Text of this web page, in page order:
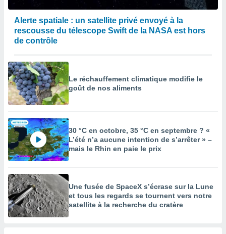
Alerte spatiale : un satellite privé envoyé à la
rescousse du télescope Swift de la NASA est hors
de contrôle
Le réchauffement climatique modifie le
goût de nos aliments
30 °C en octobre, 35 °C en septembre ? «
L’été n’a aucune intention de s’arrêter » –
mais le Rhin en paie le prix
Une fusée de SpaceX s’écrase sur la Lune
et tous les regards se tournent vers notre
satellite à la recherche du cratère